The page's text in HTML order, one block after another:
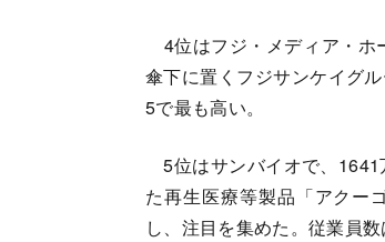
4位はフジ・メディア・ホ
傘下に置くフジサンケイグ
5で最も高い。
5位はサンバイオで、1641
た再生医療等製品「アクー
し、注目を集めた。従業員数